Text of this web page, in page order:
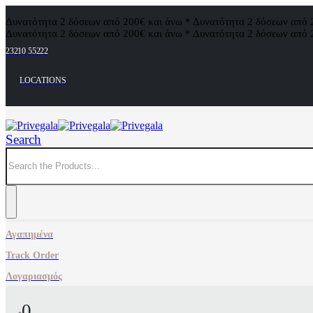
Δυνατότητα 2 δόσεων από 200€ και άνω * Δυνατότητα 2 δόσεων
Δυνατότητα 2 δόσεων από 200€ και άνω * Δυνατότητα 2 δόσεων
23210 55222
LOCATIONS
Search
Αγαπημένα
Track Order
Λογαριασμός